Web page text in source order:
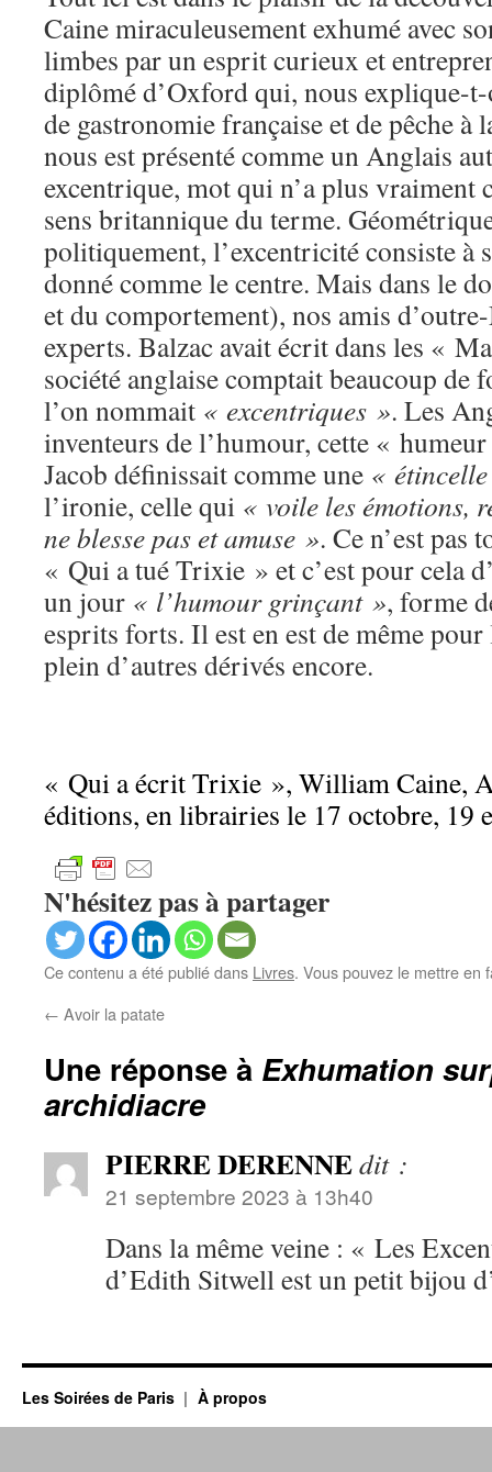
Caine miraculeusement exhumé avec
limbes par un esprit curieux et
diplômé d’Oxford qui, nous explique-
de gastronomie française et de pêche
nous est présenté comme un Anglais
excentrique, mot qui n’a plus vraiment
sens britannique du terme.
politiquement, l’excentricité consiste à
donné comme le centre. Mais dans le
et du comportement), nos amis
experts. Balzac avait écrit dans les «
société anglaise comptait beaucoup de
l’on nommait « excentriques ». Les
inventeurs de l’humour, cette «
Jacob définissait comme une «
l’ironie, celle qui « voile les émotions,
ne blesse pas et amuse ». Ce n’est pas
« Qui a tué Trixie » et c’est pour cela
un jour « l’humour grinçant », forme
esprits forts. Il est en est de même
plein d’autres dérivés encore.
« Qui a écrit Trixie », William Caine,
éditions, en librairies le 17 octobre, 19
N'hésitez pas à partager
Ce contenu a été publié dans Livres. Vous pouvez le mettre en
← Avoir la patate
Une réponse à Exhumation
archidiacre
PIERRE DERENNEdit :
21 septembre 2023 à 13h40
Dans la même veine : « Les
d’Edith Sitwell est un petit bijou
Les Soirées de Paris À propos